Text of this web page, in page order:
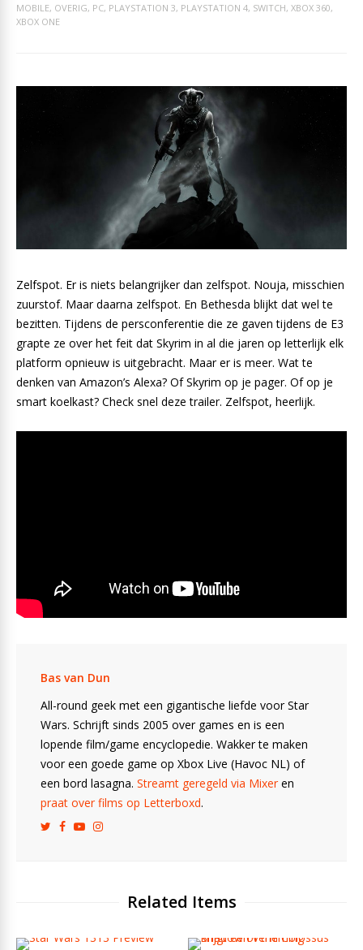
MOBILE, OVERIG, PC, PLAYSTATION 3, PLAYSTATION 4, SWITCH, XBOX 360,
XBOX ONE
Zelfspot. Er is niets belangrijker dan zelfspot. Nouja, misschien
zuurstof. Maar daarna zelfspot. En Bethesda blijkt dat wel te
bezitten. Tijdens de persconferentie die ze gaven tijdens de E3
grapte ze over het feit dat Skyrim in al die jaren op letterlijk elk
platform opnieuw is uitgebracht. Maar er is meer. Wat te
denken van Amazon’s Alexa? Of Skyrim op je pager. Of op je
smart koelkast? Check snel deze trailer. Zelfspot, heerlijk.
Bas van Dun
All-round geek met een gigantische liefde voor Star
Wars. Schrijft sinds 2005 over games en is een
lopende film/game encyclopedie. Wakker te maken
voor een goede game op Xbox Live (Havoc NL) of
een bord lasagna. Streamt geregeld via Mixeren
praat over films op Letterboxd.
Related Items